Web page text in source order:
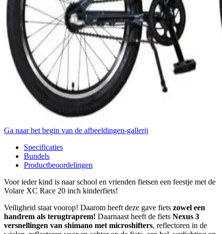
Ga naar het begin van de afbeeldingen-gallerij
Specificaties
Bundels
Productbeoordelingen
Voor ieder kind is naar school en vrienden fietsen een feestje met de
Volare XC Race 20 inch kinderfiets!
Veiligheid staat voorop! Daarom heeft deze gave fiets zowel een
handrem als terugtraprem! Daarnaast heeft de fiets Nexus 3
versnellingen van shimano met microshifters, reflectoren in de